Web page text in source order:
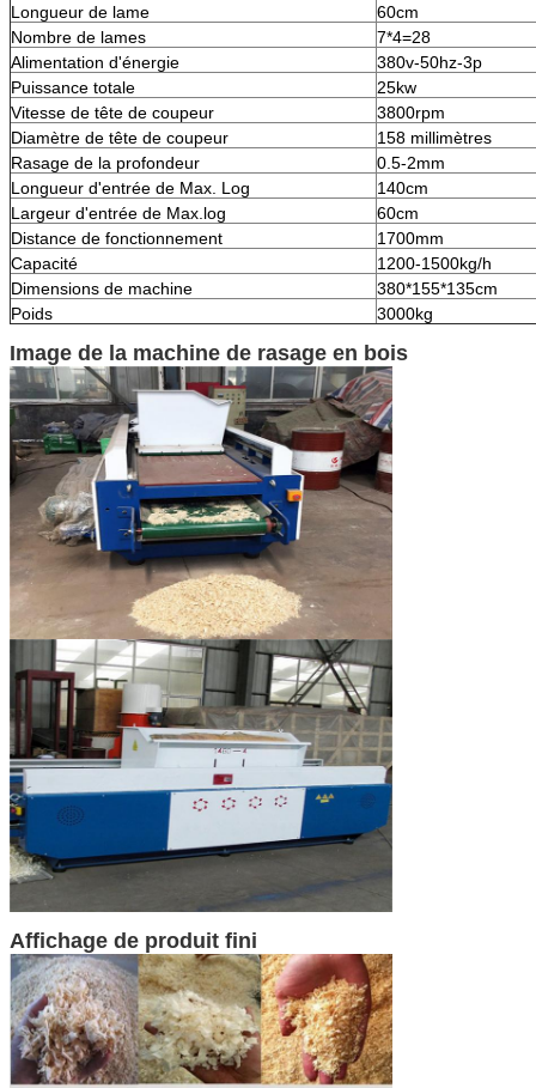
Longueur de lame
60cm
Nombre de lames
7*4=28
Alimentation d'énergie
380v-50hz-3p
Puissance totale
25kw
Vitesse de tête de coupeur
3800rpm
Diamètre de tête de coupeur
158 millimètres
Rasage de la profondeur
0.5-2mm
Longueur d'entrée de Max. Log
140cm
Largeur d'entrée de Max.log
60cm
Distance de fonctionnement
1700mm
Capacité
1200-1500kg/h
Dimensions de machine
380*155*135cm
Poids
3000kg
Image de la machine de rasage en bois
Affichage de produit fini